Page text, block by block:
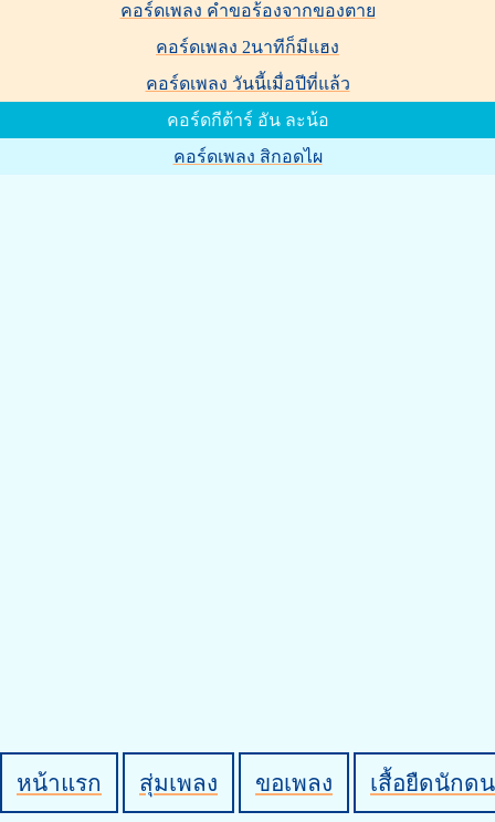
คอร์ดเพลง คำขอร้องจากของตาย
คอร์ดเพลง 2นาทีก็มีแฮง
คอร์ดเพลง วันนี้เมื่อปีที่แล้ว
คอร์ดกีต้าร์ อัน ละน้อ
คอร์ดเพลง สิกอดไผ
หน้าแรก สุ่มเพลง ขอเพลง เสื้อยืดนักด